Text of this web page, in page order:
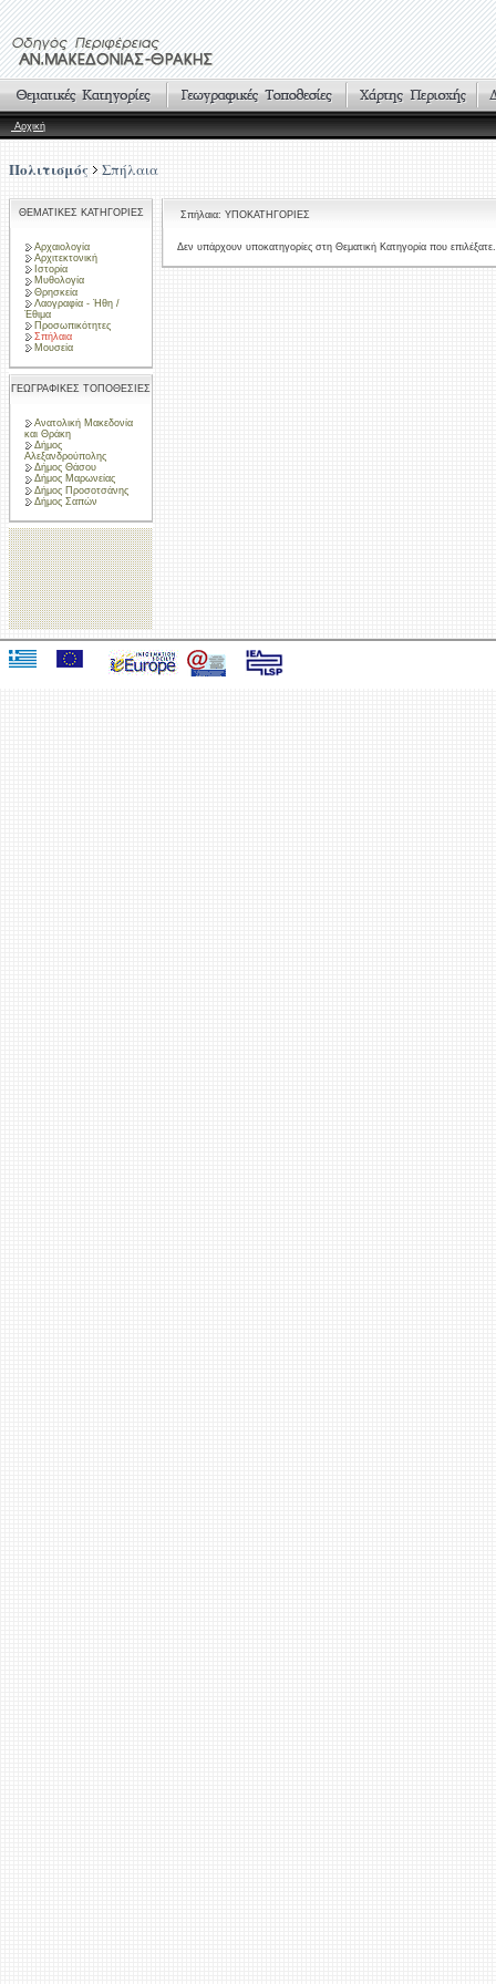
Αρχική
Πολιτισμός Σπήλαια
ΘΕΜΑΤΙΚΕΣ ΚΑΤΗΓΟΡΙΕΣ
Αρχαιολογία
Αρχιτεκτονική
Ιστορία
Μυθολογία
Θρησκεία
Λαογραφία - Ήθη /
Έθιμα
Προσωπικότητες
Σπήλαια
Μουσεία
ΓΕΩΓΡΑΦΙΚΕΣ ΤΟΠΟΘΕΣΙΕΣ
Ανατολική Μακεδονία
και Θράκη
Δήμος
Αλεξανδρούπολης
Δήμος Θάσου
Δήμος Μαρωνείας
Δήμος Προσοτσάνης
Δήμος Σαπών
Σπήλαια: ΥΠΟΚΑΤΗΓΟΡΙΕΣ
Δεν υπάρχουν υποκατηγορίες στη Θεματική Κατηγορία που επιλέξατε.